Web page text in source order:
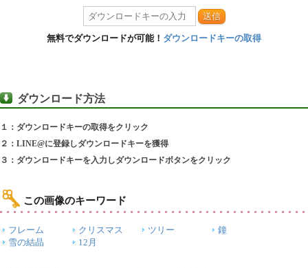
送信
無料でダウンロードが可能！ ダウンロードキーの取得
ダウンロード方法
１：ダウンロードキーの取得をクリック
２：LINE@に登録しダウンロードキーを獲得
３：ダウンロードキーを入力しダウンロードボタンをクリック
この画像のキーワード
フレーム クリスマス ツリー
鐘
雪の結晶
12月